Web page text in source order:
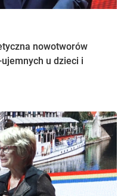
nowotworów
u dzieci i